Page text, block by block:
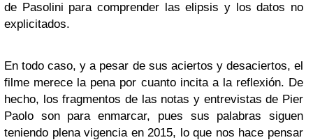
de Pasolini para comprender las elipsis y los datos no
explicitados.
En todo caso, y a pesar de sus aciertos y desaciertos, el
filme merece la pena por cuanto incita a la reflexión. De
hecho, los fragmentos de las notas y entrevistas de Pier
Paolo son para enmarcar, pues sus palabras siguen
teniendo plena vigencia en 2015, lo que nos hace pensar